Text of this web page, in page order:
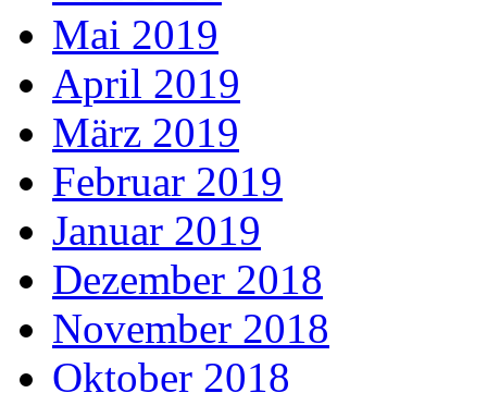
Mai 2019
April 2019
März 2019
Februar 2019
Januar 2019
Dezember 2018
November 2018
Oktober 2018